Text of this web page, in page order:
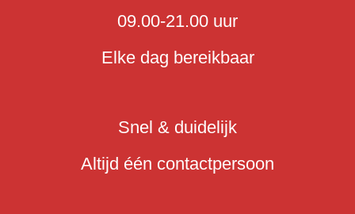
09.00-21.00 uur
Elke dag bereikbaar
Snel & duidelijk
Altijd één contactpersoon